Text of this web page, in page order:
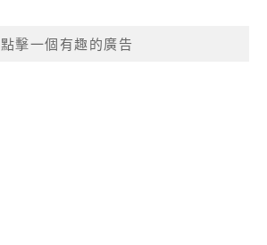
點擊一個有趣的廣告